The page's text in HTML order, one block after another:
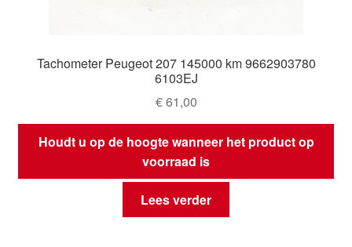
Tachometer Peugeot 207 145000 km 9662903780
6103EJ
€61,00
Houdt u op de hoogte wanneer het product op
voorraad is
Lees verder